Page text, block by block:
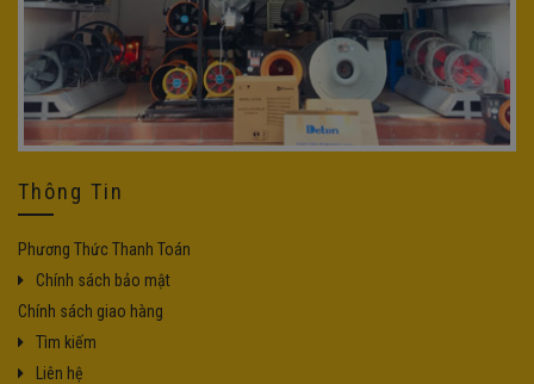
Thông Tin
Phương Thức Thanh Toán
Chính sách bảo mật
Chính sách giao hàng
Tìm kiếm
Liên hệ